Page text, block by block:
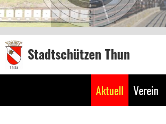
Stadtschützen Thun
Aktuell Verein